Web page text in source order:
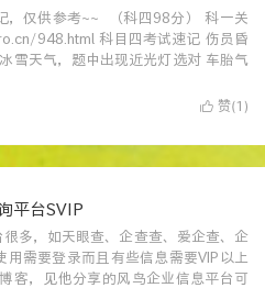
，仅供参考~~ （科四98分） 科一关
948.html 科目四考试速记 伤员昏
雪天气，题中出现近光灯选对 车胎气
 赞(1 )
平台SVIP
多，如天眼查、企查查、爱企查、企
需要登录而且有些信息需要VIP以上
客，见他分享的风鸟企业信息平台可